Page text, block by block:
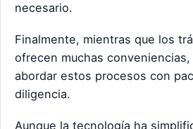
necesario.
Finalmente, mientras que los
ofrecen muchas
abordar estos procesos con
diligencia.
Aunque la tecnología ha